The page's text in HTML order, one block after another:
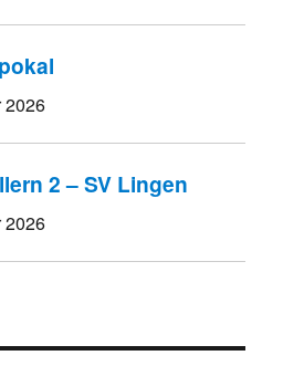
2026
2 – SV Lingen
2026